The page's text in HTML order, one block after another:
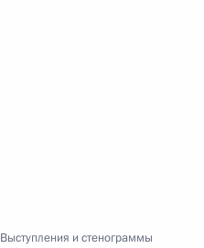
Выступления и стенограммы